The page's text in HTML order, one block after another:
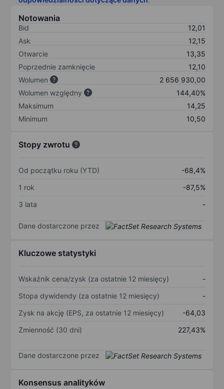
Notowania
Bid
12,01
Ask
12,15
Otwarcie
13,35
Poprzednie zamknięcie
12,10
Wolumen
2 656 930,00
Wolumen względny
144,40%
Maksimum
14,25
Minimum
10,50
Stopy zwrotu
Od początku roku (YTD)
-68,4%
1 rok
-87,5%
3 lata
-
Dane dostarczone przez
Kluczowe statystyki
Wskaźnik cena/zysk (za ostatnie 12 miesięcy)
-
Stopa dywidendy (za ostatnie 12 miesięcy)
-
Zysk na akcję (EPS, za ostatnie 12 miesięcy)
-64,03
Zmienność (30 dni)
227,43%
Dane dostarczone przez
Konsensus analityków